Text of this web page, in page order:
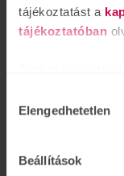
tájékoztatást a
tájékoztatóban
valamint
közösségi
megosztjuk az
adatait, akik
kiválasztása
Elengedhetetlen
Beállítások
Adatvédelem/
Vásárlási
Iratkozzon
hallásjavító